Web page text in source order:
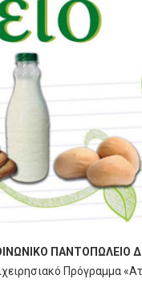
ΠΑΝΤΟΠΩΛΕΙΟ
Πρόγραμμα